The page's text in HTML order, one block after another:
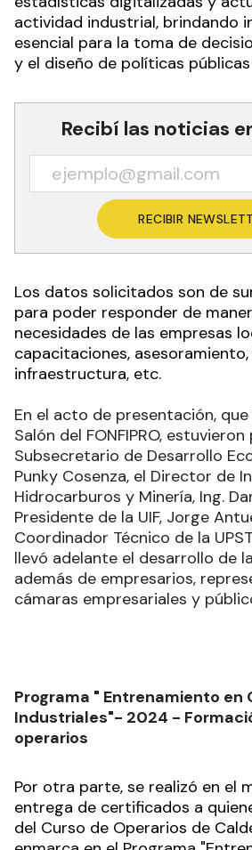
actividad industrial, brindando
esencial para la toma de
y el diseño de políticas
Recibí las noticias
RECIBIR
Los datos solicitados son de
para poder responder de
necesidades de las empresas
capacitaciones,
infraestructura, etc.
En el acto de presentación,
Salón del FONFIPRO,
Subsecretario de Desarrollo
Punky Cosenza, el Director de
Hidrocarburos y Minería, Ing.
Presidente de la UIF, Jorge
Coordinador Técnico de la
llevó adelante el desarrollo de
además de empresarios,
cámaras empresariales y
Programa " Entrenamiento en
Industriales"- 2024 -
operarios
Por otra parte, se realizó en el
entrega de certificados a
del Curso de Operarios de